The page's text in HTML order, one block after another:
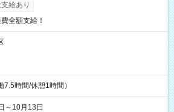
給あり
全額支給！
7.5時間/休憩1時間）
～10月13日